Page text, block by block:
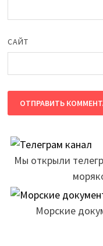
САЙТ
Мы открыли
Морские